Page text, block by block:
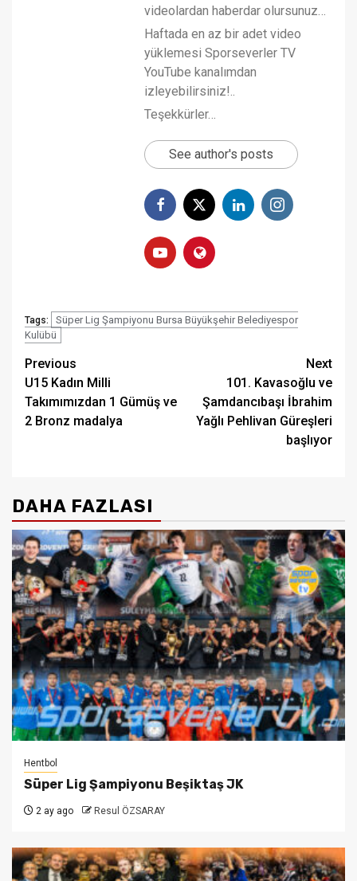
videolardan haberdar olursunuz…
Haftada en az bir adet video
yüklemesi Sporseverler TV
YouTube kanalımdan
izleyebilirsiniz!..
Teşekkürler…
See author's posts
Tags:
Süper Lig Şampiyonu Bursa Büyükşehir Belediyespor
Kulübü
Post
navigation
Previous
U15 Kadın Milli
Takımımızdan 1 Gümüş ve
2 Bronz madalya
Next
101. Kavasoğlu ve
Şamdancıbaşı İbrahim
Yağlı Pehlivan Güreşleri
başlıyor
DAHA FAZLASI
Hentbol
Süper Lig Şampiyonu Beşiktaş JK
2 ay ago Resul ÖZSARAY